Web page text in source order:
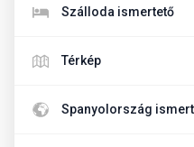
Szálloda ismertető
Térkép
Spanyolország